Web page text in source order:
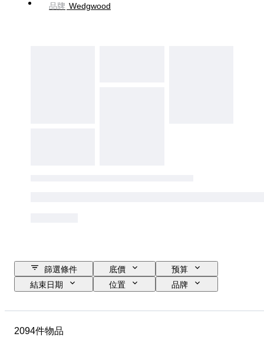
品牌 Wedgwood
篩選條件 底價
预算
結束日期
位置
品牌
簽名
2094件物品